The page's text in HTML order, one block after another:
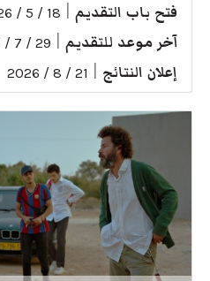
فتح باب التقديم 18 / 5 / 2026
آخر موعد للتقديم 29 / 7 / 2026
إعلان النتائج 21 / 8 / 2026